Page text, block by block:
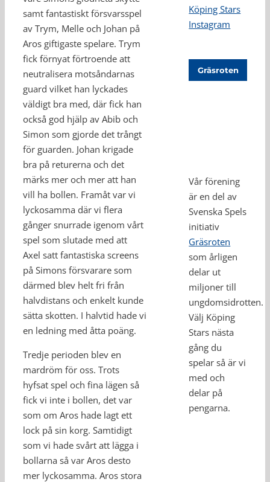
samt fantastiskt försvarsspel
av Trym, Melle och Johan på
Aros giftigaste spelare. Trym
fick förnyat förtroende att
neutralisera motsåndarnas
guard vilket han lyckades
väldigt bra med, där fick han
också god hjälp av Abib och
Simon som gjorde det trångt
för guarden. Johan krigade
bra på returerna och det
märks mer och mer att han
vill ha bollen. Framåt var vi
lyckosamma där vi flera
gånger snurrade igenom vårt
spel som slutade med att
Axel satt fantastiska screens
på Simons försvarare som
därmed blev helt fri från
halvdistans och enkelt kunde
sätta skotten. I halvtid hade vi
en ledning med åtta poäng.
Tredje perioden blev en
mardröm för oss. Trots
hyfsat spel och fina lägen så
fick vi inte i bollen, det var
som om Aros hade lagt ett
lock på sin korg. Samtidigt
som vi hade svårt att lägga i
bollarna så var Aros desto
mer lyckosamma. Aros stora
Köping Stars
Instagram
Gräsroten
Vår förening
är en del av
Svenska Spels
initiativ
Gräsroten
som årligen
delar ut
miljoner till
ungdomsidrotten.
Välj Köping
Stars nästa
gång du
spelar så är vi
med och
delar på
pengarna.